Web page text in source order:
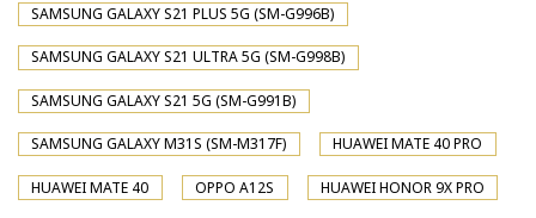
SAMSUNG GALAXY S21 PLUS 5G (SM-G996B)
SAMSUNG GALAXY S21 ULTRA 5G (SM-G998B)
SAMSUNG GALAXY S21 5G (SM-G991B)
SAMSUNG GALAXY M31S (SM-M317F) HUAWEI MATE 40 PRO
HUAWEI MATE 40 OPPO A12S HUAWEI HONOR 9X PRO